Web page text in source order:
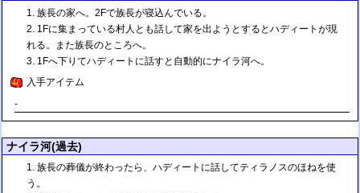
族長の家へ。2Fで族長が寝込んでいる。
1Fに集まっている村人とも話して家を出ようとするとハディートが現
れる。また族長のところへ。
1Fへ下りてハディートに話すと自動的にナイラ河へ。
入手アイテム
-
ナイラ河(過去)
族長の葬儀が終わったら、ハディートに話してティラノスのほねを使
う。